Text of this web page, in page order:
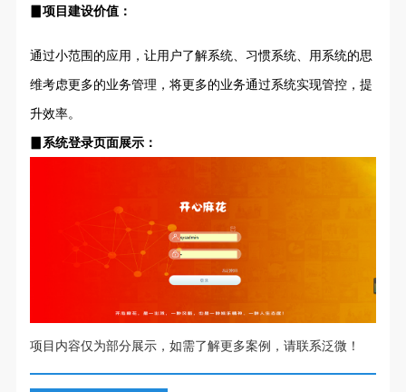
▊项目建设价值：
通过小范围的应用，让用户了解系统、习惯系统、用系统的思
维考虑更多的业务管理，将更多的业务通过系统实现管控，提
升效率。
▊系统登录页面展示：
项目内容仅为部分展示，如需了解更多案例，请联系泛微！